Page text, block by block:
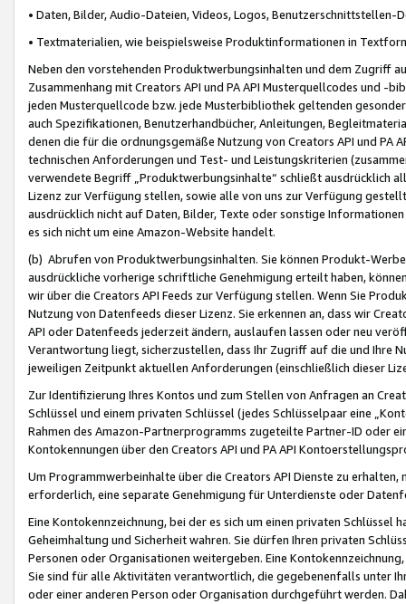
• Daten, Bilder, Audio-Dateien, Videos, Logos, Benutzerschnittstellen-
• Textmaterialien, wie beispielsweise Produktinformationen in
Neben den vorstehenden Produktwerbungsinhalten und dem Zugriff
Zusammenhang mit Creators API und PA API Musterquellcodes und
jeden Musterquellcode bzw. jede Musterbibliothek geltenden
auch Spezifikationen, Benutzerhandbücher, Anleitungen,
denen die für die ordnungsgemäße Nutzung von Creators API und PA
technischen Anforderungen und Test- und Leistungskriterien
verwendete Begriff „Produktwerbungsinhalte“ schließt ausdrücklich
Lizenz zur Verfügung stellen, sowie alle von uns zur Verfügung
ausdrücklich nicht auf Daten, Bilder, Texte oder sonstige
es sich nicht um eine Amazon-Website handelt.
(b) Abrufen von Produktwerbungsinhalten. Sie können Produkt-
ausdrückliche vorherige schriftliche Genehmigung erteilt haben,
wir über die Creators API Feeds zur Verfügung stellen. Wenn Sie
Nutzung von Datenfeeds dieser Lizenz. Sie erkennen an, dass wir
API oder Datenfeeds jederzeit ändern, auslaufen lassen oder neu
Verantwortung liegt, sicherzustellen, dass Ihr Zugriff auf die und Ihre
jeweiligen Zeitpunkt aktuellen Anforderungen (einschließlich dieser
Zur Identifizierung Ihres Kontos und zum Stellen von Anfragen an
Schlüssel und einem privaten Schlüssel (jedes Schlüsselpaar eine
Rahmen des Amazon-Partnerprogramms zugeteilte Partner-ID oder
Kontokennungen über den Creators API und PA API
Um Programmwerbeinhalte über die Creators API Dienste zu
erforderlich, eine separate Genehmigung für Unterdienste oder
Eine Kontokennzeichnung, bei der es sich um einen privaten
Geheimhaltung und Sicherheit wahren. Sie dürfen Ihren privaten
Personen oder Organisationen weitergeben. Eine
Sie sind für alle Aktivitäten verantwortlich, die gegebenenfalls unter
oder einer anderen Person oder Organisation durchgeführt werden.